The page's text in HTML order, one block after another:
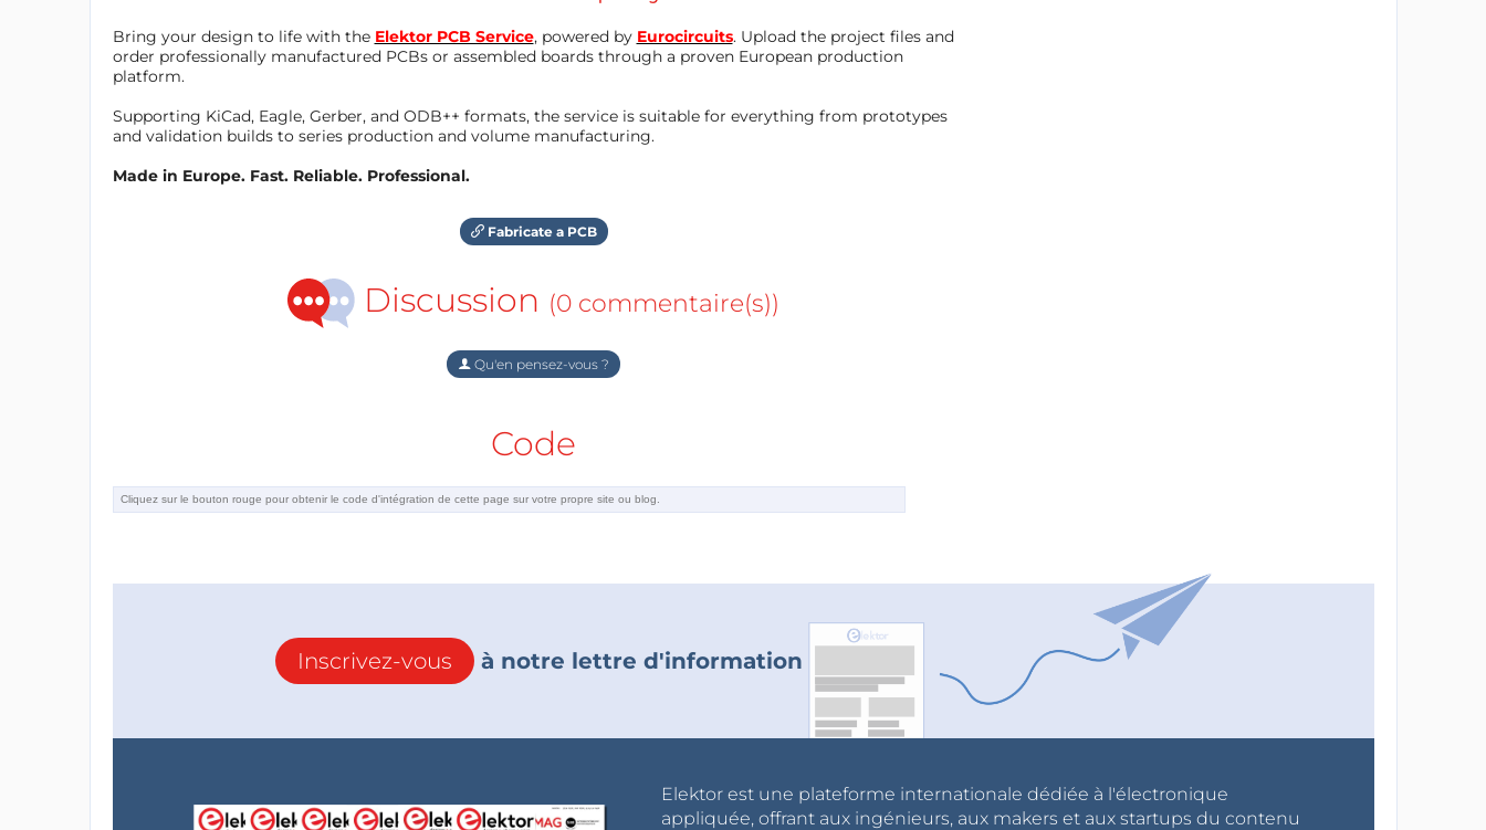
Bring your design to life with the Elektor PCB Service, powered by Eurocircuits. Upload the project files and
order professionally manufactured PCBs or assembled boards through a proven European production
platform.
Supporting KiCad, Eagle, Gerber, and ODB++ formats, the service is suitable for everything from prototypes
and validation builds to series production and volume manufacturing.
Made in Europe. Fast. Reliable. Professional.
Fabricate a PCB
Discussion (0 commentaire(s))
Qu'en pensez-vous ?
Code
Inscrivez-vous à notre lettre d'information
Elektor est une plateforme internationale dédiée à l'électronique
appliquée, offrant aux ingénieurs, aux makers et aux startups du contenu